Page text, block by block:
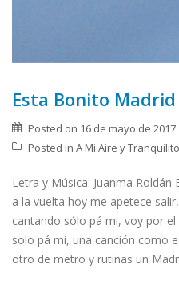
Esta Bonito Madrid
Posted on 16 de mayo de 2017
Posted in A Mi Aire y
Letra y Música: Juanma
a la vuelta hoy me apetece
cantando sólo pá mi, voy por
solo pá mi, una canción como
otro de metro y rutinas un